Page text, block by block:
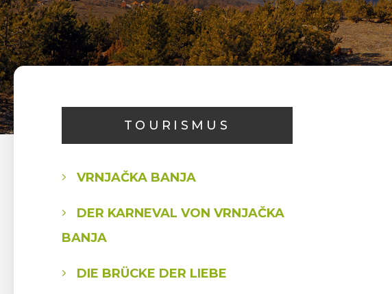
TOURISMUS
VRNJAČKA BANJA
DER KARNEVAL VON VRNJAČKA
BANJA
DIE BRÜCKE DER LIEBE